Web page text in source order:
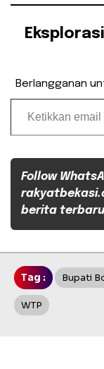
Berlangganan
Ketikkan email Anda...
Follow
berita
Tag : Bupati
WTP